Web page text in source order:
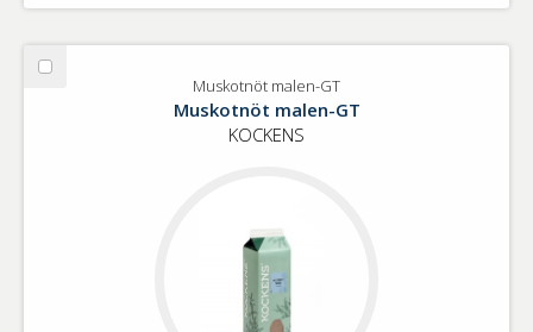
Välj
Muskotnöt malen-GT
Muskotnöt malen-GT
KOCKENS